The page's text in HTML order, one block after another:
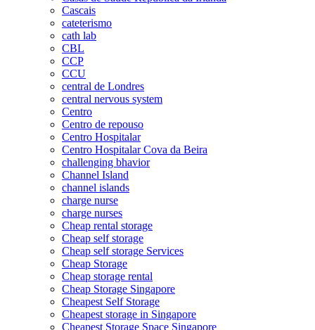
Cascais
cateterismo
cath lab
CBL
CCP
CCU
central de Londres
central nervous system
Centro
Centro de repouso
Centro Hospitalar
Centro Hospitalar Cova da Beira
challenging bhavior
Channel Island
channel islands
charge nurse
charge nurses
Cheap rental storage
Cheap self storage
Cheap self storage Services
Cheap Storage
Cheap storage rental
Cheap Storage Singapore
Cheapest Self Storage
Cheapest storage in Singapore
Cheapest Storage Space Singapore